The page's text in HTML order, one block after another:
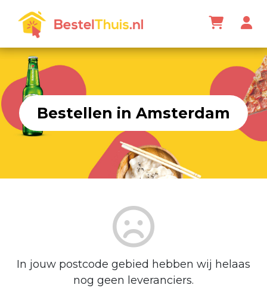
Bestellen in Amsterdam
In jouw postcode gebied hebben wij helaas
nog geen leveranciers.